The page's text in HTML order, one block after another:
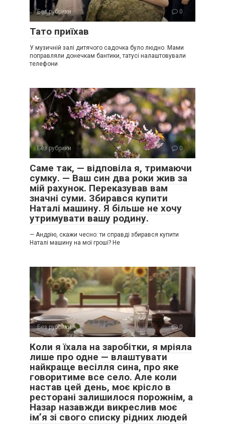
Без рубрики 0
Тато приїхав
У музичній залі дитячого садочка було людно. Мами
поправляли донечкам бантики, татусі налаштовували
телефони
Без рубрики 0
Саме так, — відповіла я, тримаючи
сумку. — Ваш син два роки жив за
мій рахунок. Переказував вам
значні суми. Збирався купити
Наталі машину. Я більше не хочу
утримувати вашу родину.
— Андрію, скажи чесно: ти справді збирався купити
Наталі машину на мої гроші? Не
Без рубрики 0
Коли я їхала на заробітки, я мріяла
лише про одне — влаштувати
найкраще весілля сина, про яке
говоритиме все село. Але коли
настав цей день, моє крісло в
ресторані залишилося порожнім, а
Назар назавжди викреслив моє
ім’я зі свого списку рідних людей